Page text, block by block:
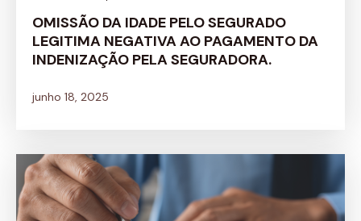
OMISSÃO DA IDADE PELO SEGURADO
LEGITIMA NEGATIVA AO PAGAMENTO DA
INDENIZAÇÃO PELA SEGURADORA.
junho 18, 2025